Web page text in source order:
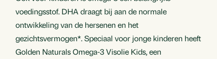
voedingsstof. DHA draagt bij aan de normale
ontwikkeling van de hersenen en het
gezichtsvermogen*. Speciaal voor jonge kinderen heeft
Golden Naturals Omega-3 Visolie Kids, een